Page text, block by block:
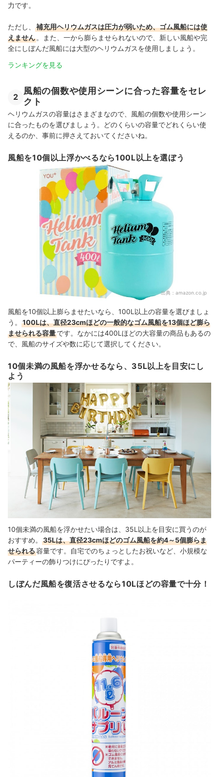
力です。
ただし、
補充用ヘリウムガスは圧力が弱いため、ゴム風船には使
えません。また、一から膨らませられないので、新しい風船や完
全にしぼんだ風船には大型のヘリウムガスを使用しましょう。
ランキングを見る
2
風船の個数や使用シーンに合った容量をセレ
クト
ヘリウムガスの容量はさまざまなので、風船の個数や使用シーン
に合ったものを選びましょう。どのくらいの容量でどれくらい使
えるのか、事前に押さえておいてくださいね。
風船を10個以上浮かべるなら100L以上を選ぼう
出典： amazon.co.jp
風船を10個以上膨らませたいなら、100L以上の容量を選びましょ
う。
100Lは、直径23cmほどの一般的なゴム風船を13個ほど膨ら
ませられる容量です。なかには400Lほどの大容量の商品もあるの
で、風船のサイズや数に応じて選択してください。
10個未満の風船を浮かせるなら、35L以上を目安にし
よう
10個未満の風船を浮かせたい場合は、35L以上を目安に買うのが
おすすめ。
35Lは、直径23cmほどのゴム風船を約4～5個膨らま
せられる容量です。自宅でのちょっとしたお祝いなど、小規模な
パーティーの飾りつけにぴったりですよ。
しぼんだ風船を復活させるなら10Lほどの容量で十分！